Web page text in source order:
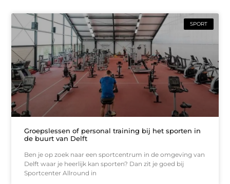
SPORT
Groepslessen of personal training bij het sporten in
de buurt van Delft
Ben je op zoek naar een sportcentrum in de omgeving van
Delft waar je heerlijk kan sporten? Dan zit je goed bij
Sportcenter Allround in